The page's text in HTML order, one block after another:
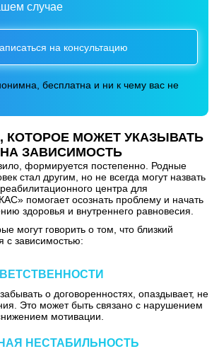
случае
на консультацию
бесплатна и ни к чему вас не
КОТОРОЕ МОЖЕТ УКАЗЫВАТЬ
НА ЗАВИСИМОСТЬ
формируется постепенно. Родные
стал другим, но не всегда могут назвать
реабилитационного центра для
помогает осознать проблему и начать
здоровья и внутреннего равновесия.
могут говорить о том, что близкий
с зависимостью:
о договоренностях, опаздывает, не
Это может быть связано с нарушением
мотивации.
НЕСТАБИЛЬНОСТЬ